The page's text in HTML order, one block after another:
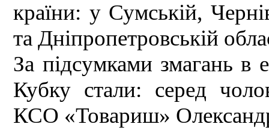
країни: у Сумській,
та Дніпропетровській
За підсумками змагань в
Кубку стали: серед
КСО «Товариш»